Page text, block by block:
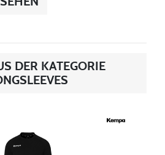
DER KATEGORIE